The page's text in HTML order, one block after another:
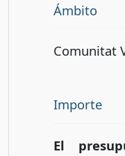
Ámbito
Comunitat
Importe
El